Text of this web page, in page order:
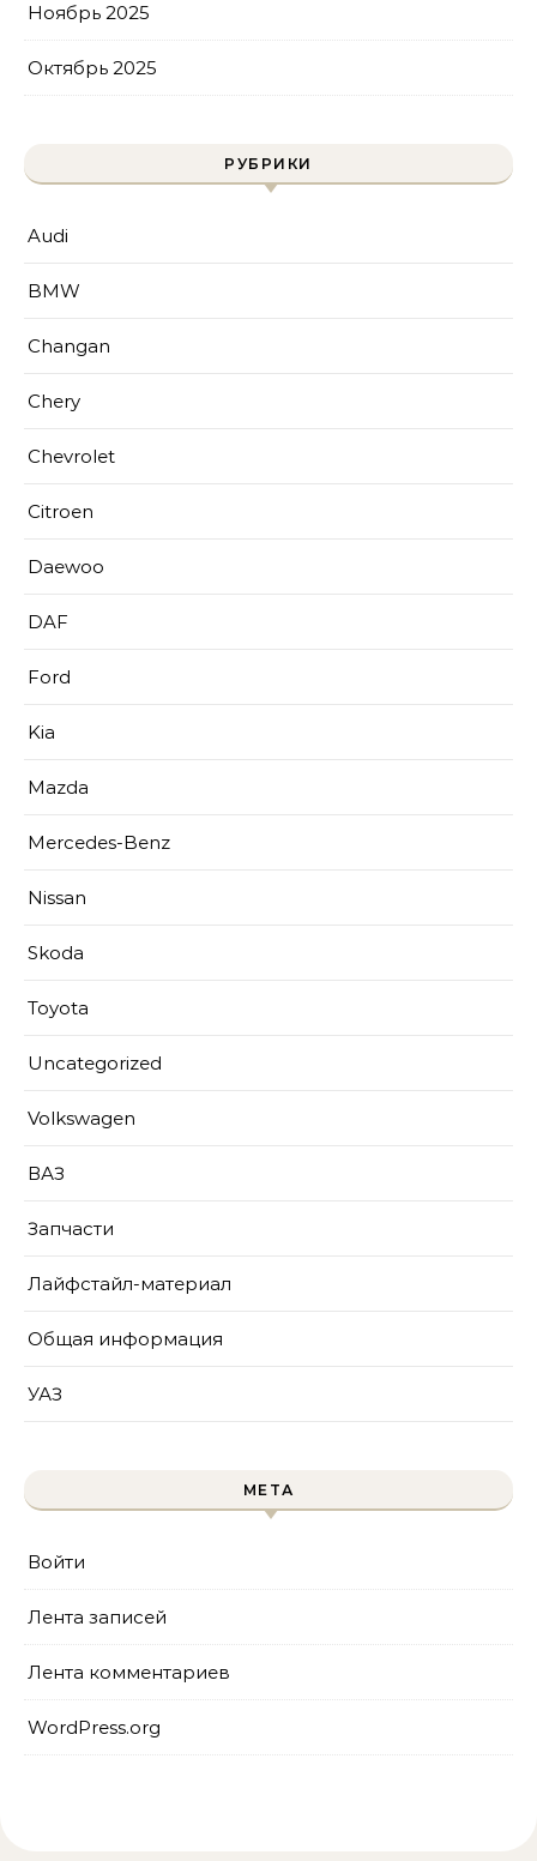
Ноябрь 2025
Октябрь 2025
РУБРИКИ
Audi
BMW
Changan
Chery
Chevrolet
Citroen
Daewoo
DAF
Ford
Kia
Mazda
Mercedes-Benz
Nissan
Skoda
Toyota
Uncategorized
Volkswagen
ВАЗ
Запчасти
Лайфстайл-материал
Общая информация
УАЗ
МЕТА
Войти
Лента записей
Лента комментариев
WordPress.org